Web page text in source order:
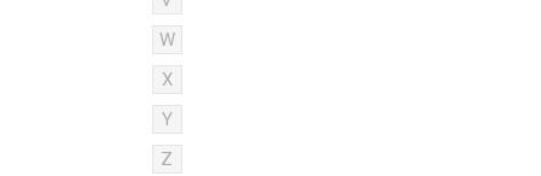
W
X
Y
Z